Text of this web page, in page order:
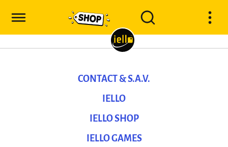
CONTACT & S.A.V.
IELLO
IELLO SHOP
IELLO GAMES